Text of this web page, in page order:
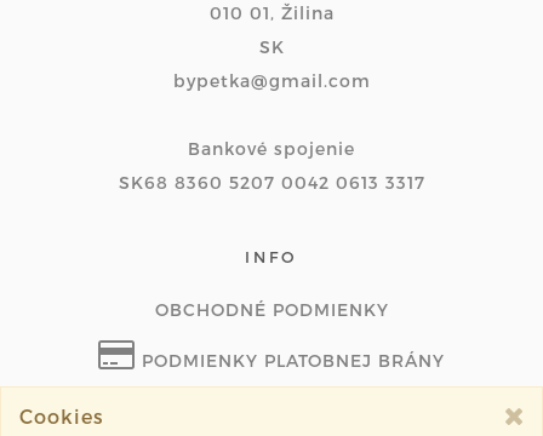
010 01, Žilina
SK
bypetka@gmail.com
Bankové spojenie
SK68 8360 5207 0042 0613 3317
INFO
OBCHODNÉ PODMIENKY
PODMIENKY PLATOBNEJ BRÁNY
Cookies